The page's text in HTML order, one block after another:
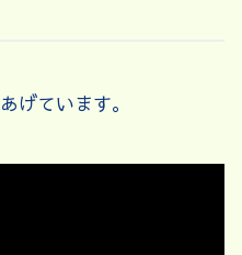
げています。